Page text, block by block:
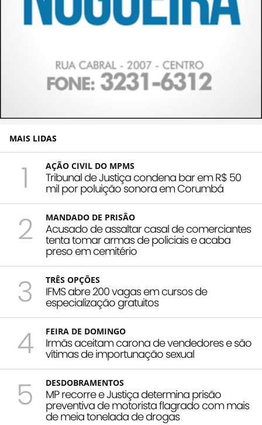
MAIS LIDAS
1 AÇÃO CIVIL DO MPMS
Tribunal de Justiça condena bar em R$ 50
mil por poluição sonora em Corumbá
2 MANDADO DE PRISÃO
Acusado de assaltar casal de comerciantes
tenta tomar armas de policiais e acaba
preso em cemitério
3 TRÊS OPÇÕES
IFMS abre 200 vagas em cursos de
especialização gratuitos
4 FEIRA DE DOMINGO
Irmãs aceitam carona de vendedores e são
vítimas de importunação sexual
5 DESDOBRAMENTOS
MP recorre e Justiça determina prisão
preventiva de motorista flagrado com mais
de meia tonelada de drogas